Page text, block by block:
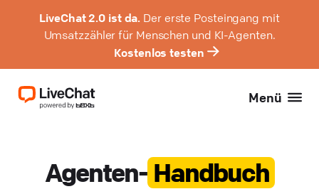
LiveChat 2.0 ist da. Der erste Posteingang mit
Umsatzzähler für Menschen und KI-Agenten.
Kostenlos testen
Menü
Agenten- Handbuch